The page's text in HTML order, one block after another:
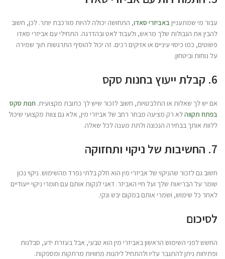
עבור מי שמתעניין באביזרי סאדו, התחושה יכולה להיות מורכבת יותר. לכן, חשוב
להבין את הגבולות שלך מראש, ולעבוד לאט ובהדרגה. התחילי עם אביזרי סאדו
פשוטים, כמו כיסוי עיניים או אזיקים רכים. זה יכול להוסיף התרגשות תוך שמירה
על נוחות וביטחון.
6. קבלת ייעוץ בחנות סקס
אם יש לך שאלות או התלבטויות, חשוב לזכור שיש לך כתובת מקצועית. חנות סקס
בפתח תקווהלא רק מציעה מבחר רחב של אביזרי מין, אלא גם צוות מקצועי שיכול
ללוות אותך בבחירה הנכונה ולתת מענה לכל שאלה.
7. החשיבות של ניקוי ותחזוקה
חשוב גם לזכור שהניקוי של אביזרי מין הוא חלק בלתי נפרד מהשימוש. ניקוי נכון
שומר על הבריאות שלך ועל חיי האביזר. דאגי לנקות אותם עם חומרי ניקוי ייעודיים
לאחר כל שימוש, ושמרי אותם במקום יבש ונקי.
לסיכום
החשש לפני השימוש הראשון באביזרי מין הוא טבעי, אבל בעזרת ידע, סבלנות
ופתיחות ניתן להתגבר עליו ולהתחיל ליהנות מחוויות מרתקות ומספקות.